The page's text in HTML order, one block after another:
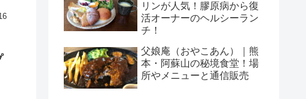
リンが人気！膠原病から復
活オーナーのヘルシーラン
チ！
父娘庵（おやこあん）｜熊
本・阿蘇山の秘境食堂！場
所やメニューと通信販売